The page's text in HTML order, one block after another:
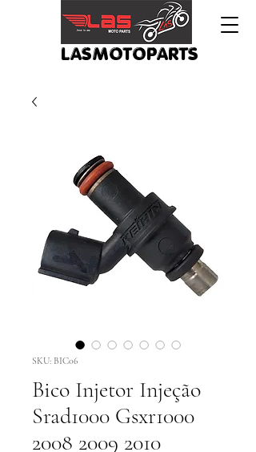
LASMOTOPARTS
SKU: BIC06
Bico Injetor Injeção
Srad1000 Gsxr1000
2008 2009 2010